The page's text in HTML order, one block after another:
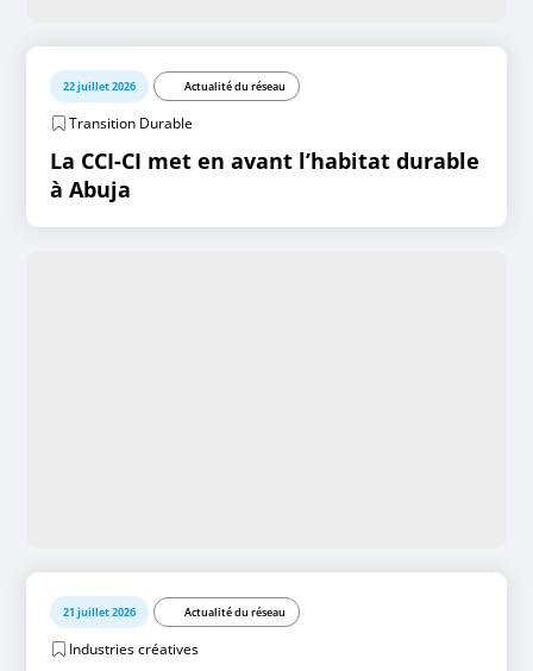
22 juillet 2026 Actualité du réseau
Transition Durable
La CCI-CI met en avant l’habitat durable
à Abuja
21 juillet 2026 Actualité du réseau
Industries créatives